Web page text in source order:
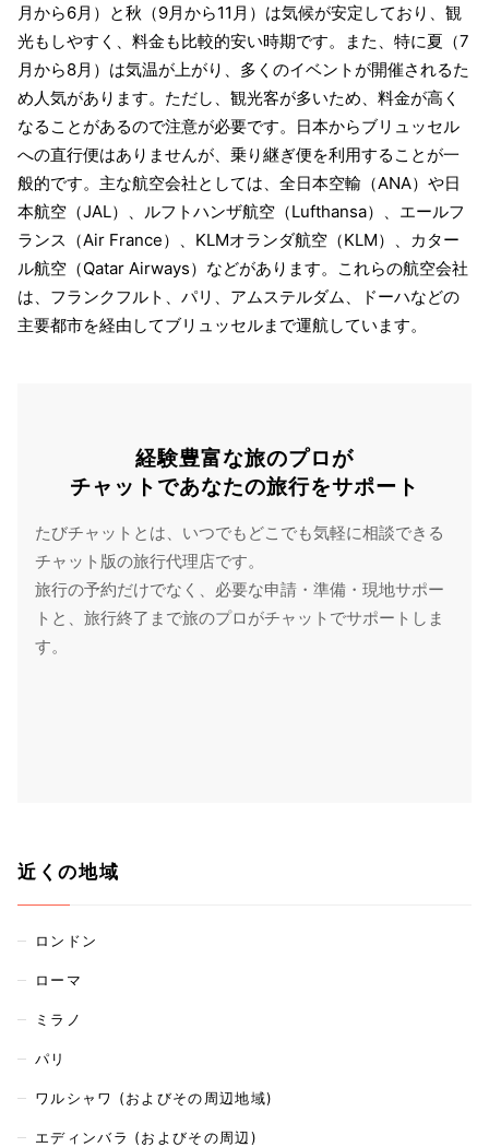
月から6月）と秋（9月から11月）は気候が安定しており、観
光もしやすく、料金も比較的安い時期です。また、特に夏（7
月から8月）は気温が上がり、多くのイベントが開催されるた
め人気があります。ただし、観光客が多いため、料金が高く
なることがあるので注意が必要です。日本からブリュッセル
への直行便はありませんが、乗り継ぎ便を利用することが一
般的です。主な航空会社としては、全日本空輸（ANA）や日
本航空（JAL）、ルフトハンザ航空（Lufthansa）、エールフ
ランス（Air France）、KLMオランダ航空（KLM）、カター
ル航空（Qatar Airways）などがあります。これらの航空会社
は、フランクフルト、パリ、アムステルダム、ドーハなどの
主要都市を経由してブリュッセルまで運航しています。
経験豊富な旅のプロが
チャットであなたの旅行をサポート
たびチャットとは、いつでもどこでも気軽に相談できる
チャット版の旅行代理店です。
旅行の予約だけでなく、必要な申請・準備・現地サポー
トと、旅行終了まで旅のプロがチャットでサポートしま
す。
近くの地域
ロンドン
ローマ
ミラノ
パリ
ワルシャワ (およびその周辺地域)
エディンバラ (およびその周辺)